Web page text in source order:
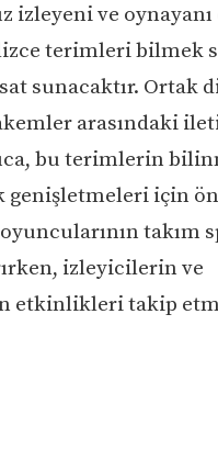
izleyeni ve
terimleri bilmek
sunacaktır. Ortak
arasındaki
bu terimlerin
genişletmeleri için
takım
izleyicilerin ve
etkinlikleri takip